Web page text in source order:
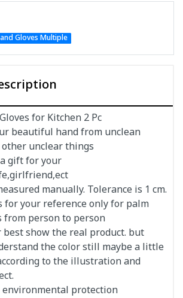
Gloves Multiple
for Kitchen 2 Pc
beautiful hand from unclean
unclear things
gift for your
manually. Tolerance is 1 cm.
for your reference only for palm
from person to person
best show the real product. but
the color still maybe a little
to the illustration and
environmental protection